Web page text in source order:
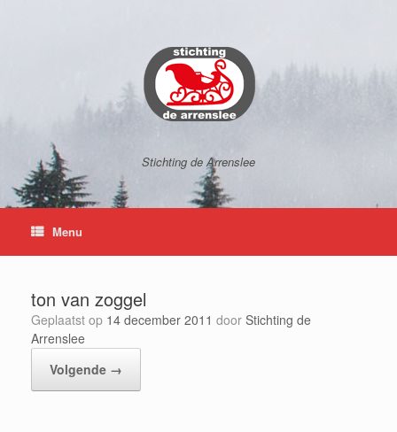
Stichting de Arrenslee
Menu
ton van zoggel
Geplaatst op 14 december 2011 door Stichting de
Arrenslee
Volgende →